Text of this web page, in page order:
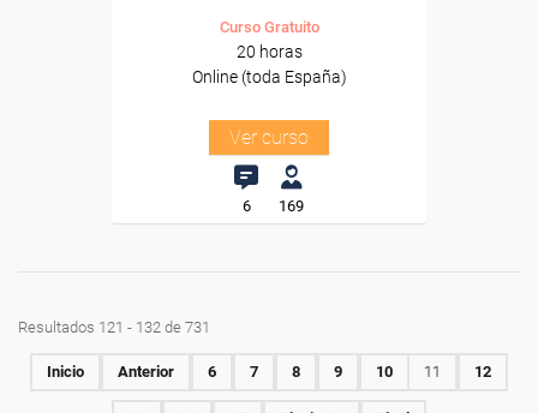
Curso Gratuito
20 horas
Online (toda España)
Ver curso
6 169
Resultados 121 - 132 de 731
Inicio Anterior 6 7 8 9 10 11 12